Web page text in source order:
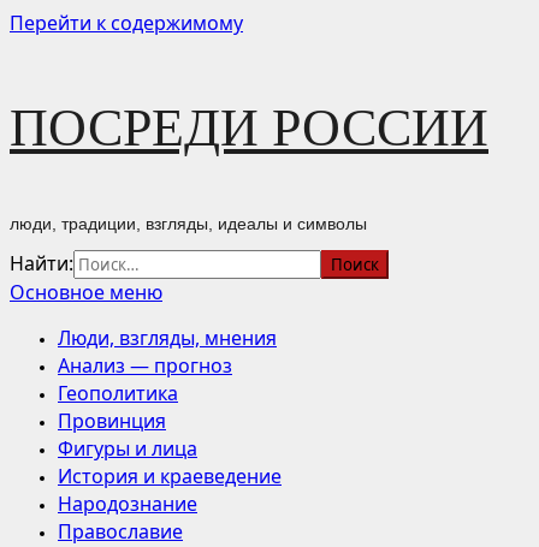
Перейти к содержимому
ПОСРЕДИ РОССИИ
люди, традиции, взгляды, идеалы и символы
Найти:
Основное меню
Люди, взгляды, мнения
Анализ — прогноз
Геополитика
Провинция
Фигуры и лица
История и краеведение
Народознание
Православие